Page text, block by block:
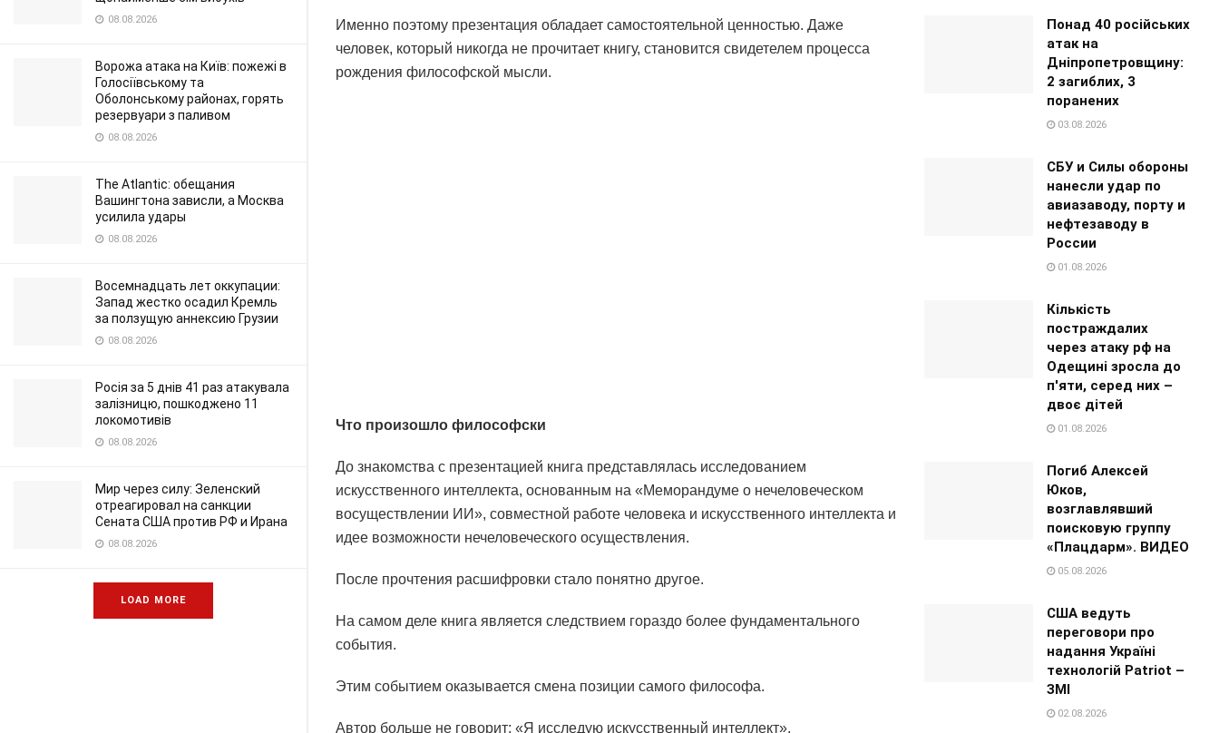
08.08.2026
Ворожа атака на Київ: пожежі в
Голосіївському та
Оболонському районах, горять
резервуари з паливом
08.08.2026
The Atlantic: обещания
Вашингтона зависли, а Москва
усилила удары
08.08.2026
Восемнадцать лет оккупации:
Запад жестко осадил Кремль
за ползущую аннексию Грузии
08.08.2026
Росія за 5 днів 41 раз атакувала
залізницю, пошкоджено 11
локомотивів
08.08.2026
Мир через силу: Зеленский
отреагировал на санкции
Сената США против РФ и Ирана
08.08.2026
LOAD MORE
Именно поэтому презентация обладает самостоятельной ценностью. Даже
человек, который никогда не прочитает книгу, становится свидетелем процесса
рождения философской мысли.
Что произошло философски
До знакомства с презентацией книга представлялась исследованием
искусственного интеллекта, основанным на «Меморандуме о нечеловеческом
восуществлении ИИ», совместной работе человека и искусственного интеллекта и
идее возможности нечеловеческого осуществления.
После прочтения расшифровки стало понятно другое.
На самом деле книга является следствием гораздо более фундаментального
события.
Этим событием оказывается смена позиции самого философа.
Автор больше не говорит: «Я исследую искусственный интеллект».
Понад 40 російських
атак на
Дніпропетровщину:
2 загиблих, 3
поранених
03.08.2026
СБУ и Силы обороны
нанесли удар по
авиазаводу, порту и
нефтезаводу в
России
01.08.2026
Кількість
постраждалих
через атаку рф на
Одещині зросла до
п'яти, серед них –
двоє дітей
01.08.2026
Погиб Алексей
Юков,
возглавлявший
поисковую группу
«Плацдарм». ВИДЕО
05.08.2026
США ведуть
переговори про
надання Україні
технологій Patriot –
ЗМІ
02.08.2026